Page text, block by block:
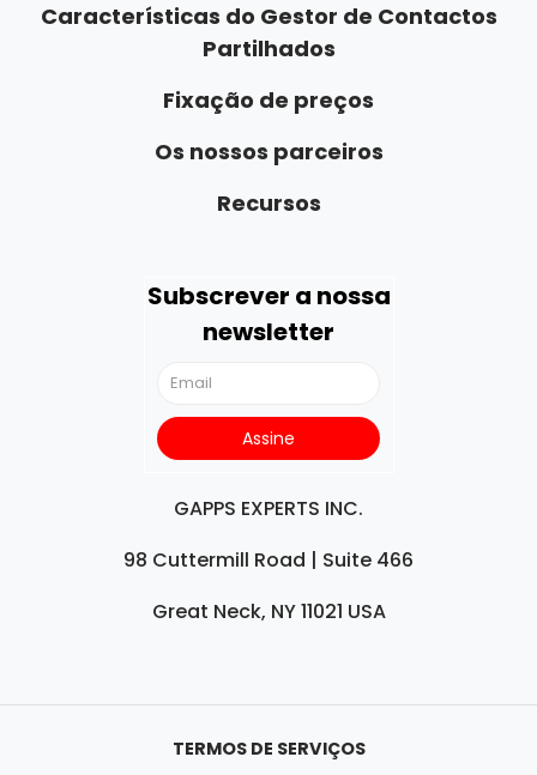
Características do Gestor de Contactos
Partilhados
Fixação de preços
Os nossos parceiros
Recursos
Subscrever a nossa
newsletter
GAPPS EXPERTS INC.
98 Cuttermill Road | Suite 466
Great Neck, NY 11021 USA
TERMOS DE SERVIÇOS